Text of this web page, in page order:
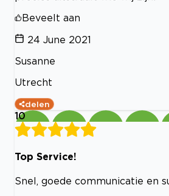
Beveelt aan
24 June 2021
Susanne
Utrecht
delen
10
Top Service!
Snel, goede communicatie en